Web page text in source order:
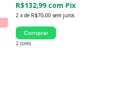
2 x de R$70,00 sem juros
R$132,99 com Pix
2 cores
Comprar